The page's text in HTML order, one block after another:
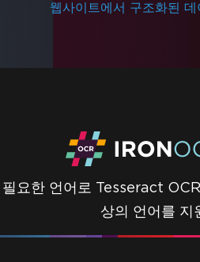
웹사이트에서 구조화된 데
필요한 언어로 Tesseract
상의 언어를 지